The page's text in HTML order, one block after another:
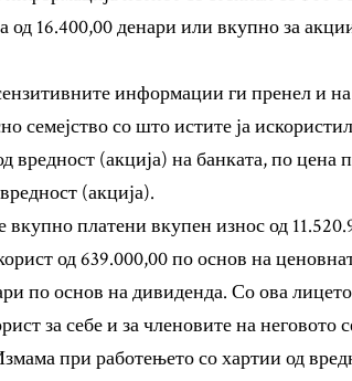
од 16.400,00 денари или вкупно за
информации ги пренел и
семејство со што истите ја
вредност (акција) на банката, по цена
(акција).
платени вкупен износ од
од 639.000,00 по основ на
по основ на дивиденда. Со ова
за себе и за членовите на неговото
при работењето со хартии од